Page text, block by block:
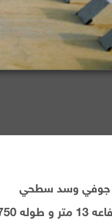
جوفي وسد سطحي